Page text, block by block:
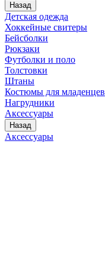
Назад
Детская одежда
Хоккейные свитеры
Бейсболки
Рюкзаки
Футболки и поло
Толстовки
Штаны
Костюмы для младенцев
Нагрудники
Аксессуары
Назад
Аксессуары